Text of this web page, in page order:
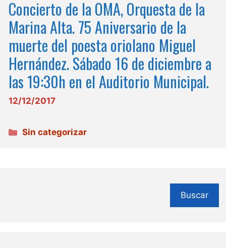
Concierto de la OMA, Orquesta de la
Marina Alta. 75 Aniversario de la
muerte del poesta oriolano Miguel
Hernández. Sábado 16 de diciembre a
las 19:30h en el Auditorio Municipal.
12/12/2017
Categorías
Sin categorizar
Buscar